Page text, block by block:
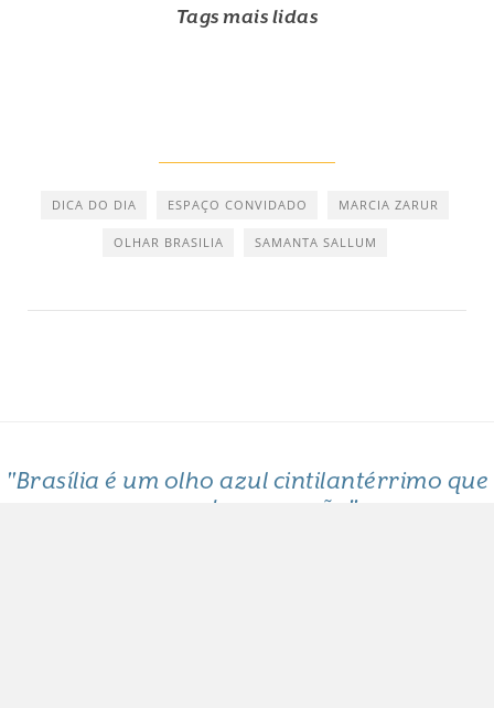
Tags mais lidas
DICA DO DIA ESPAÇO CONVIDADO MARCIA ZARUR
OLHAR BRASILIA SAMANTA SALLUM
"Brasília é um olho azul cintilantérrimo que
me arde o coração"